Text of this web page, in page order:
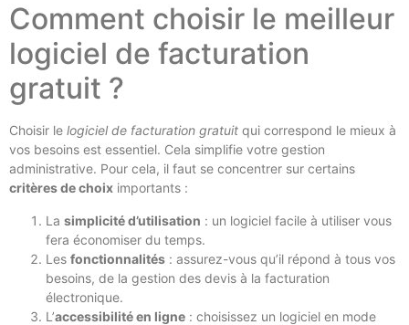
Comment choisir le meilleur
logiciel de facturation
gratuit ?
Choisir le logiciel de facturation gratuit qui correspond le mieux à
vos besoins est essentiel. Cela simplifie votre gestion
administrative. Pour cela, il faut se concentrer sur certains
critères de choix importants :
La simplicité d’utilisation : un logiciel facile à utiliser vous
fera économiser du temps.
Les fonctionnalités : assurez-vous qu’il répond à tous vos
besoins, de la gestion des devis à la facturation
électronique.
L’accessibilité en ligne : choisissez un logiciel en mode